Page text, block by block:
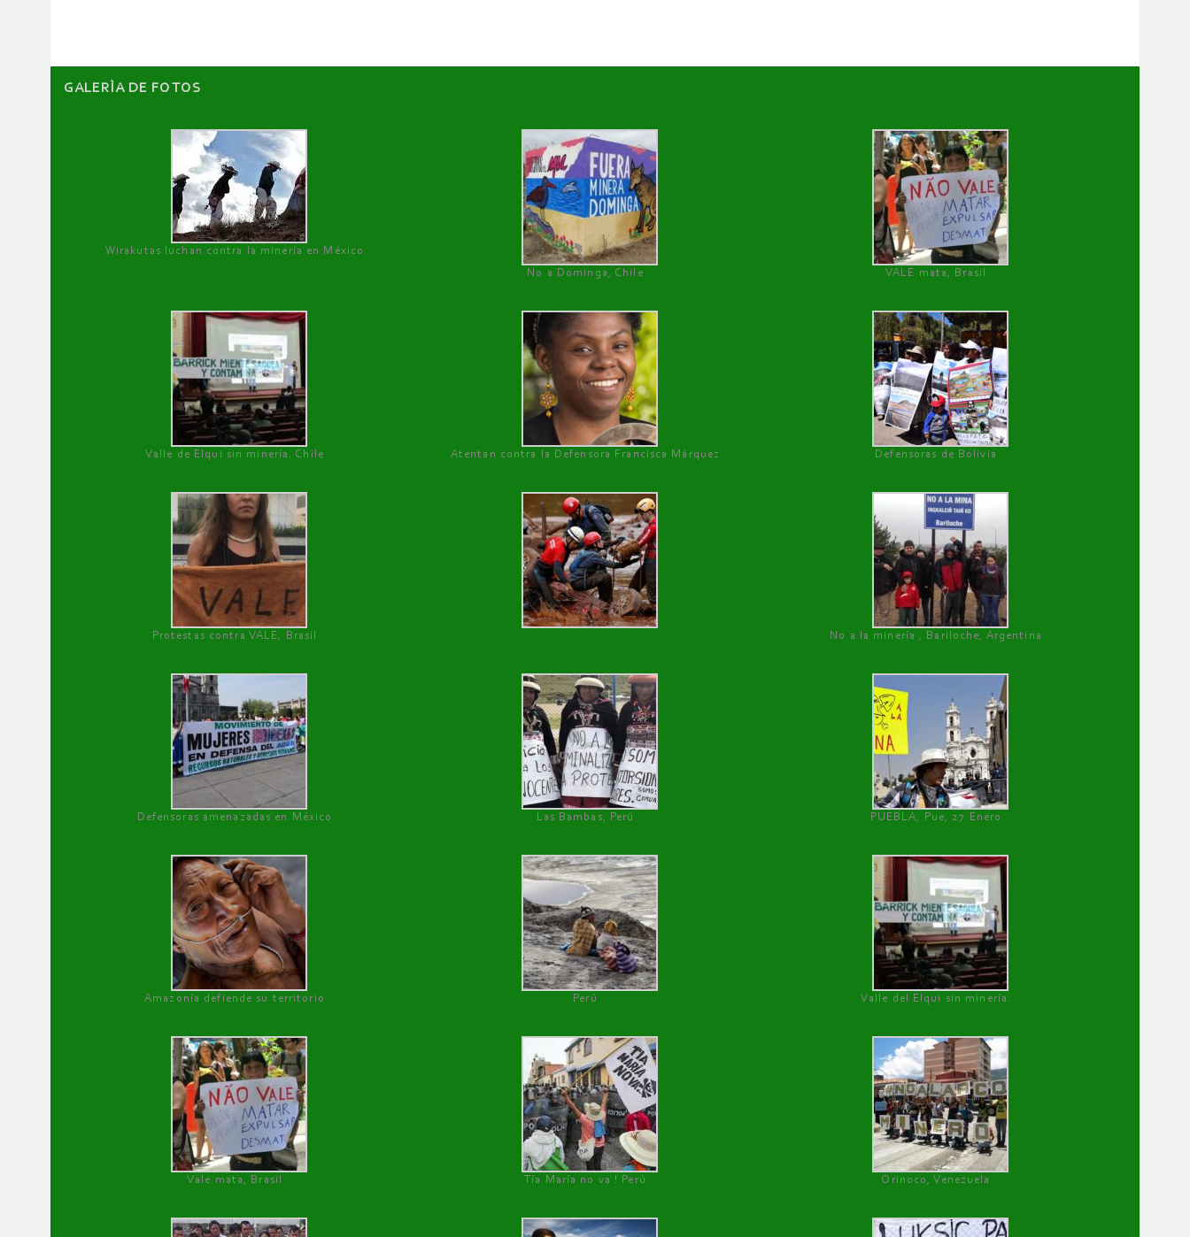
GALERÌA DE FOTOS
Wirakutas luchan contra la minería en México
No a Dominga, Chile
VALE mata, Brasil
Valle de Elqui sin minería. Chile Atentan contra la Defensora Francisca Márquez Defensoras de Bolivia
Protestas contra VALE, Brasil No a la minería , Bariloche, Argentina
Defensoras amenazadas en México Las Bambas, Perú PUEBLA, Pue, 27 Enero
Amazonía defiende su territorio Perú Valle del Elqui sin minería.
Vale mata, Brasil Tía María no va ! Perú Orinoco, Venezuela